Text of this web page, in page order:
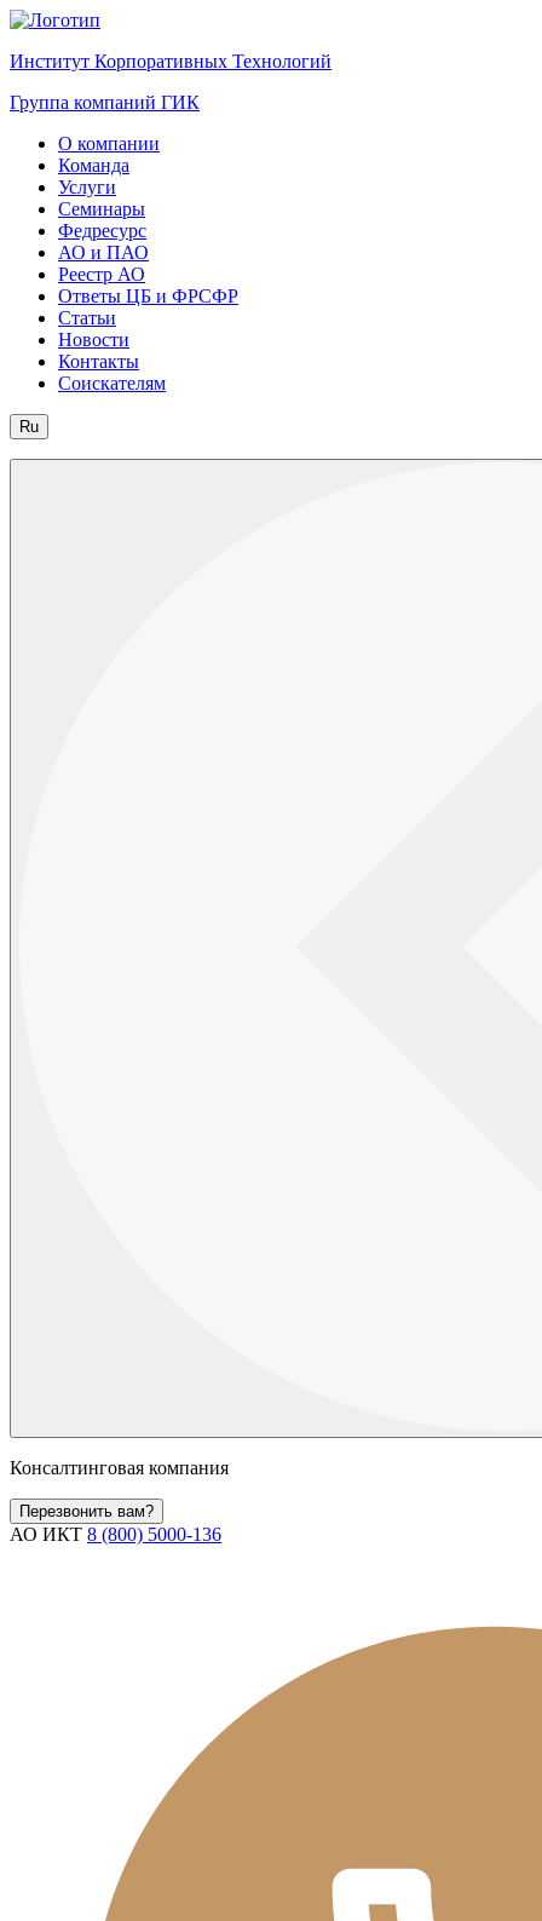
Институт Корпоративных Технологий
Группа компаний ГИК
О компании
Команда
Услуги
Семинары
Федресурс
АО и ПАО
Реестр АО
Ответы ЦБ и ФРСФР
Статьи
Новости
Контакты
Соискателям
Ru
Консалтинговая компания
Перезвонить вам?
АО ИКТ 8 (800) 5000-136